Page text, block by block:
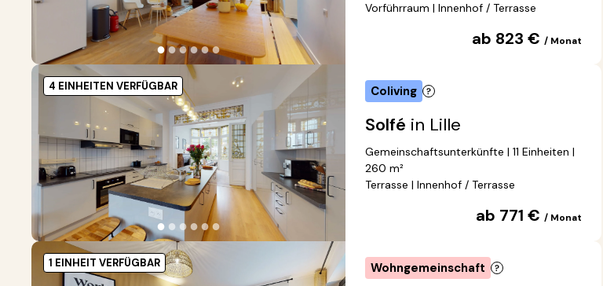
●●●●●●
Vorführraum | Innenhof / Terrasse
ab 823 €/ Monat
●● ●●●●
4 EINHEITEN VERFÜGBAR Coliving
Solfé in Lille
Gemeinschaftsunterkünfte | 11 Einheiten |
260 m²
Terrasse | Innenhof / Terrasse
ab 771 €/ Monat
1 EINHEIT VERFÜGBAR Wohngemeinschaft